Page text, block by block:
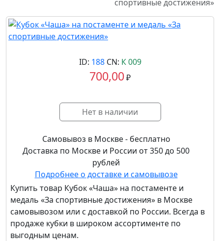
спортивные достижения»
ID: 188CN: К 009
700,00₽
Нет в наличии
Самовывоз в Москве - бесплатно
Доставка по Москве и России от 350 до 500
рублей
Подробнее о доставке и самовывозе
Купить товар Кубок «Чаша» на постаменте и
медаль «За спортивные достижения» в Москве
самовывозом или с доставкой по России. Всегда в
продаже кубки в широком ассортименте по
выгодным ценам.